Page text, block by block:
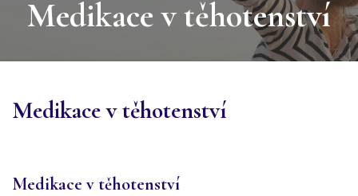
Medikace v těhotenství
Medikace v těhotenství
Medikace v těhotenství